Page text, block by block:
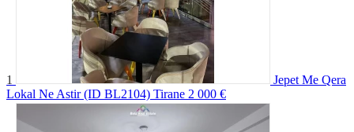
1
Jepet Me Qera
Lokal Ne Astir (ID BL2104) Tirane 2 000 €